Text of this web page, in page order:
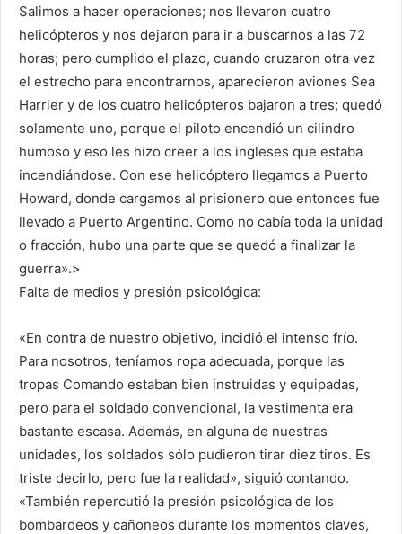
Salimos a hacer operaciones; nos llevaron cuatro
helicópteros y nos dejaron para ir a buscarnos a las 72
horas; pero cumplido el plazo, cuando cruzaron otra vez
el estrecho para encontrarnos, aparecieron aviones Sea
Harrier y de los cuatro helicópteros bajaron a tres; quedó
solamente uno, porque el piloto encendió un cilindro
humoso y eso les hizo creer a los ingleses que estaba
incendiándose. Con ese helicóptero llegamos a Puerto
Howard, donde cargamos al prisionero que entonces fue
llevado a Puerto Argentino. Como no cabía toda la unidad
o fracción, hubo una parte que se quedó a finalizar la
guerra».>
Falta de medios y presión psicológica:
«En contra de nuestro objetivo, incidió el intenso frío.
Para nosotros, teníamos ropa adecuada, porque las
tropas Comando estaban bien instruidas y equipadas,
pero para el soldado convencional, la vestimenta era
bastante escasa. Además, en alguna de nuestras
unidades, los soldados sólo pudieron tirar diez tiros. Es
triste decirlo, pero fue la realidad», siguió contando.
«También repercutió la presión psicológica de los
bombardeos y cañoneos durante los momentos claves,